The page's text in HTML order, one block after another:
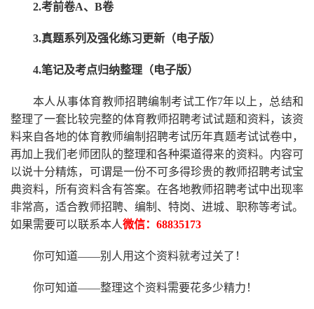
2.考前卷A、B卷
3.真题系列及强化练习更新（电子版）
4.笔记及考点归纳整理（电子版）
本人从事体育教师招聘编制考试工作7年以上，总结和
整理了一套比较完整的体育教师招聘考试试题和资料，该资
料来自各地的体育教师编制招聘考试历年真题考试试卷中，
再加上我们老师 团队的整理和各种渠道得来的资料。内容可
以说十分精炼，可谓是一份不可多得珍贵的教师招聘考试宝
典资料，所有资料含有答案。在各地教师招聘考试中出现率
非常高，适合教师招聘、编制、特岗、进城、职称等考试。
如果需要可以联系本人微信： 68835173
你可知道——别人用这个资料就考过关了！
你可知道——整理这个资料需要花多少精力 ！